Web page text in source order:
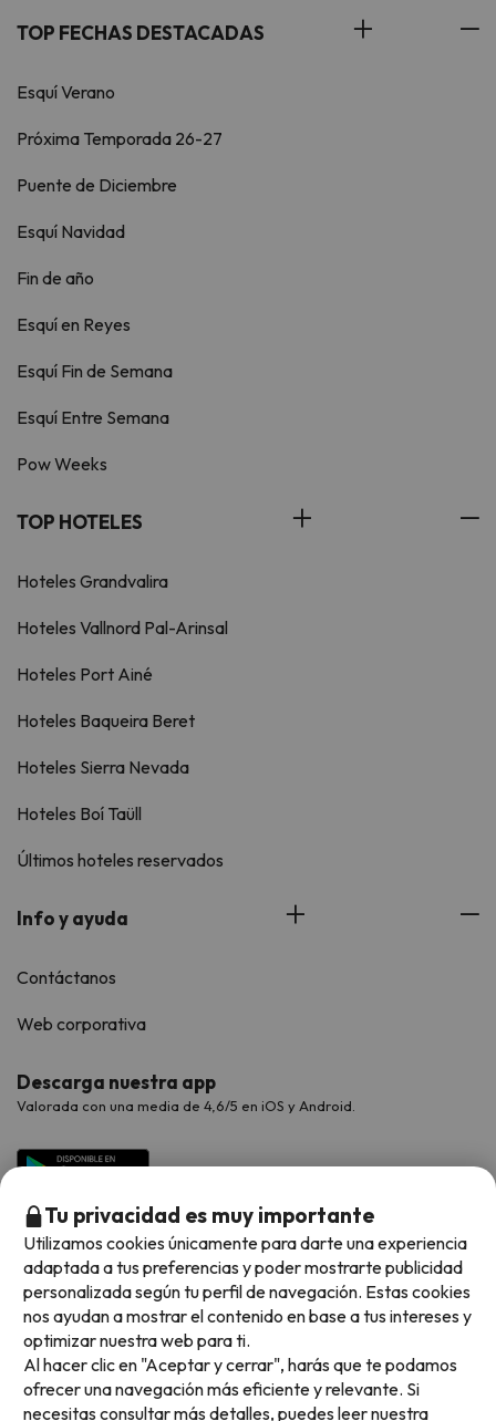
TOP FECHAS DESTACADAS
Esquí Verano
Próxima Temporada 26-27
Puente de Diciembre
Esquí Navidad
Fin de año
Esquí en Reyes
Esquí Fin de Semana
Esquí Entre Semana
Pow Weeks
TOP HOTELES
Hoteles Grandvalira
Hoteles Vallnord Pal-Arinsal
Hoteles Port Ainé
Hoteles Baqueira Beret
Hoteles Sierra Nevada
Hoteles Boí Taüll
Últimos hoteles reservados
Info y ayuda
Contáctanos
Web corporativa
Descarga nuestra app
Valorada con una media de 4,6/5 en iOS y Android.
Métodos de pago disponibles
Tu privacidad es muy importante
Utilizamos cookies únicamente para darte una experiencia
adaptada a tus preferencias y poder mostrarte publicidad
personalizada según tu perfil de navegación. Estas cookies
nos ayudan a mostrar el contenido en base a tus intereses y
optimizar nuestra web para ti.
Al hacer clic en "Aceptar y cerrar", harás que te podamos
ofrecer una navegación más eficiente y relevante. Si
necesitas consultar más detalles, puedes leer nuestra